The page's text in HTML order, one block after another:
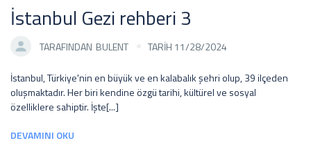
İstanbul Gezi rehberi 3
TARAFINDAN BULENT TARİH 11/28/2024
İstanbul, Türkiye'nin en büyük ve en kalabalık şehri olup, 39 ilçeden
oluşmaktadır. Her biri kendine özgü tarihi, kültürel ve sosyal
özelliklere sahiptir. İşte[...]
DEVAMINI OKU